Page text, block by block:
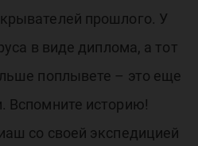
прошлого. У
в виде диплома, а тот
поплывете – это еще
Вспомните историю!
со своей экспедицией